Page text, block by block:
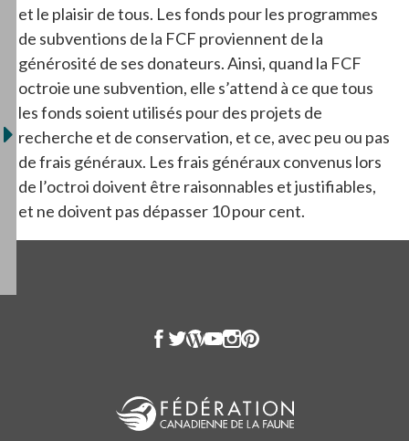
et le plaisir de tous. Les fonds pour les programmes
de subventions de la FCF proviennent de la
générosité de ses donateurs. Ainsi, quand la FCF
octroie une subvention, elle s’attend à ce que tous
les fonds soient utilisés pour des projets de
recherche et de conservation, et ce, avec peu ou pas
de frais généraux. Les frais généraux convenus lors
de l’octroi doivent être raisonnables et justifiables,
et ne doivent pas dépasser 10 pour cent.